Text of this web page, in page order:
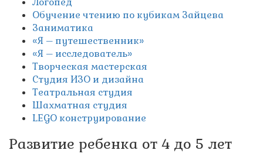
Обучение чтению по кубикам Зайцева
Заниматика
«Я – путешественник»
«Я – исследователь»
Творческая мастерская
Студия ИЗО и дизайна
Театральная студия
Шахматная студия
LEGO конструирование
Развитие ребенка от 4 до 5 лет